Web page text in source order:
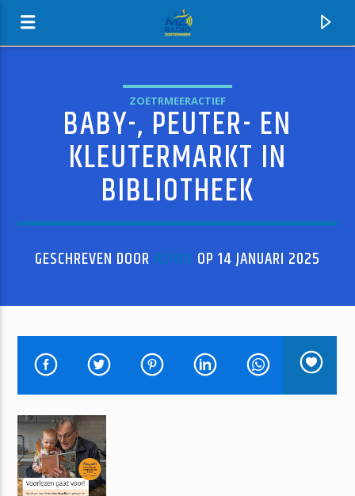
MZ-RADIO
HUIDIG NUMMER
ORANJE PARTY RADIO
JOS NETTEN
ZOETRMEERACTIEF
BABY-, PEUTER- EN
KLEUTERMARKT IN
BIBLIOTHEEK
GESCHREVEN DOOR ADMIN OP 14 JANUARI 2025